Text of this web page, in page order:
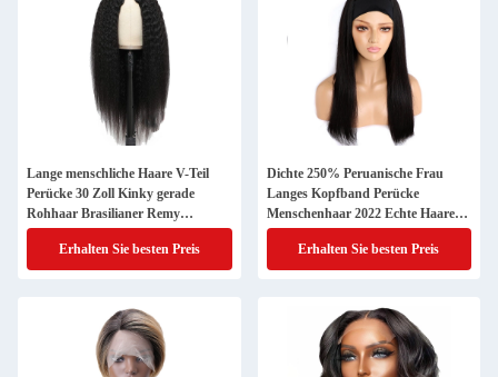
Lange menschliche Haare V-Teil
Perücke 30 Zoll Kinky gerade
Rohhaar Brasilianer Remy
Perruque
Erhalten Sie besten Preis
Dichte 250% Peruanische Frau
Langes Kopfband Perücke
Menschenhaar 2022 Echte Haare
Perücke für Frauen
Erhalten Sie besten Preis